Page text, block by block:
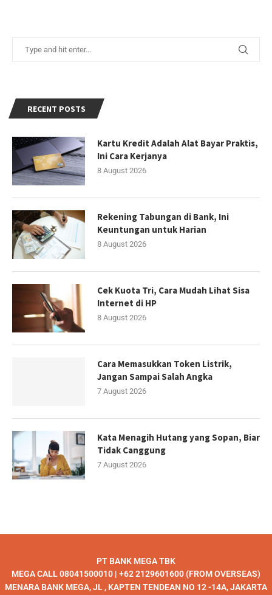
RECENT POSTS
Kartu Kredit Adalah Alat Bayar Praktis,
Ini Cara Kerjanya
8 August 2026
Rekening Tabungan di Bank, Ini
Keuntungan untuk Harian
8 August 2026
Cek Kuota Tri, Cara Mudah Lihat Sisa
Internet di HP
8 August 2026
Cara Memasukkan Token Listrik,
Jangan Sampai Salah Angka
7 August 2026
Kata Menagih Hutang yang Sopan, Biar
Tidak Canggung
7 August 2026
PT BANK MEGA TBK
MEGA CALL 08041500010 | +62 2129601600 (FROM OVERSEAS)
MENARA BANK MEGA, JL , KAPTEN TENDEAN NO 12 -14A, JAKARTA